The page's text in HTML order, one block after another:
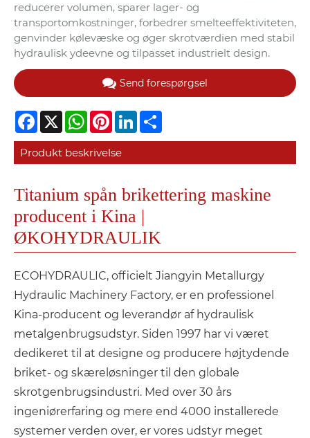
reducerer volumen, sparer lager- og
transportomkostninger, forbedrer smelteeffektiviteten,
genvinder kølevæske og øger skrotværdien med stabil
hydraulisk ydeevne og tilpasset industrielt design.
Send forespørgsel
Facebook
X WhatsApp
PinterestLinkedIn
Produkt beskrivelse
Titanium spån brikettering maskine
producent i Kina |
ØKOHYDRAULIK
ECOHYDRAULIC, officielt Jiangyin Metallurgy
Hydraulic Machinery Factory, er en professionel
Kina-producent og leverandør af hydraulisk
metalgenbrugsudstyr. Siden 1997 har vi været
dedikeret til at designe og producere højtydende
briket- og skæreløsninger til den globale
skrotgenbrugsindustri. Med over 30 års
ingeniørerfaring og mere end 4000 installerede
systemer verden over, er vores udstyr meget